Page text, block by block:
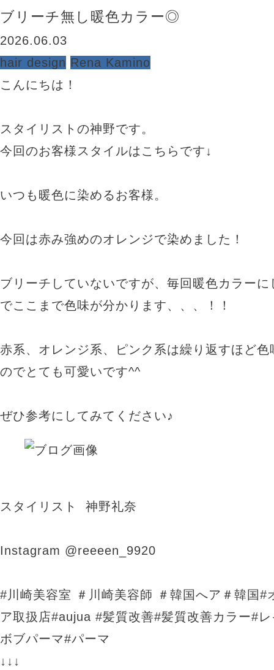
ブリーチ無し暖色カラー◎
2026.06.03
hair design Rena Kamino
こんにちは！
スタイリストの神野です。
今回のお客様スタイルはこちらです↓
いつも暖色に染めるお客様。
今回は赤み強めのオレンジで染めました！
ブリーチしていないですが、毎回暖色カラー
でここまで色味が分かります、、、！！
赤系、オレンジ系、ピンク系は繰り返すほど
のでとても可愛いです^^
ぜひ参考にしてみてください♪
スタイリスト 神野礼奈
Instagram @reeeen_9920
#川崎美容室 ＃川崎美容師 ＃韓国へア＃韓国#
ア取扱店#aujua #髪質改善#髪質改善カラー#
ボブパーマ#パーマ
↓↓↓